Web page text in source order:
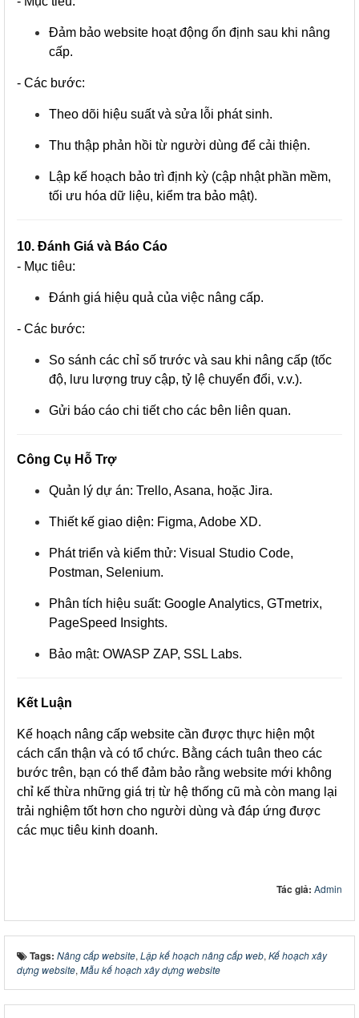
Đảm bảo website hoạt động ổn định sau khi nâng
cấp.
- Các bước:
Theo dõi hiệu suất và sửa lỗi phát sinh.
Thu thập phản hồi từ người dùng để cải thiện.
Lập kế hoạch bảo trì định kỳ (cập nhật phần mềm,
tối ưu hóa dữ liệu, kiểm tra bảo mật).
10. Đánh Giá và Báo Cáo
- Mục tiêu:
Đánh giá hiệu quả của việc nâng cấp.
- Các bước:
So sánh các chỉ số trước và sau khi nâng cấp (tốc
độ, lưu lượng truy cập, tỷ lệ chuyển đổi, v.v.).
Gửi báo cáo chi tiết cho các bên liên quan.
Công Cụ Hỗ Trợ
Quản lý dự án: Trello, Asana, hoặc Jira.
Thiết kế giao diện: Figma, Adobe XD.
Phát triển và kiểm thử: Visual Studio Code,
Postman, Selenium.
Phân tích hiệu suất: Google Analytics, GTmetrix,
PageSpeed Insights.
Bảo mật: OWASP ZAP, SSL Labs.
Kết Luận
Kế hoạch nâng cấp website cần được thực hiện một
cách cẩn thận và có tổ chức. Bằng cách tuân theo các
bước trên, bạn có thể đảm bảo rằng website mới không
chỉ kế thừa những giá trị từ hệ thống cũ mà còn mang lại
trải nghiệm tốt hơn cho người dùng và đáp ứng được
các mục tiêu kinh doanh.
Tác giả: Admin
Tags: Nâng cấp website, Lập kế hoạch nâng cấp web, Kế hoạch xây
dựng website, Mẫu kế hoạch xây dựng website